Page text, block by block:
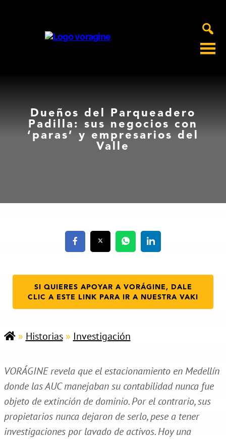
Dueños del Parqueadero
Padilla: sus negocios con
‘paras’ y empresarios del
Valle
SI QUIERES APOYAR A VORÁGINE, DALE
CLIC A ESTE LINK PARA IR A NUESTRA VAKI
» Historias» Investigación
VORÁGINE revela que el estacionamiento en Medellín
donde las AUC manejaban su contabilidad nunca fue
objeto de extinción de dominio. Por el contrario, sus
propietarios nunca dejaron de serlo, pese a tener
investigaciones por lavado de activos. Hoy una